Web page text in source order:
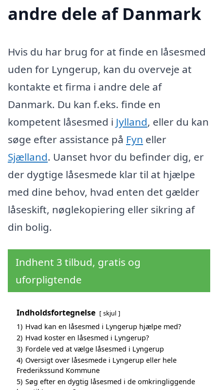
andre dele af Danmark
Hvis du har brug for at finde en låsesmed
uden for Lyngerup, kan du overveje at
kontakte et firma i andre dele af
Danmark. Du kan f.eks. finde en
kompetent låsesmed i Jylland, eller du kan
søge efter assistance på Fyn eller
Sjælland. Uanset hvor du befinder dig, er
der dygtige låsesmede klar til at hjælpe
med dine behov, hvad enten det gælder
låseskift, nøglekopiering eller sikring af
din bolig.
Indhent 3 tilbud, gratis og
uforpligtende
Indholdsfortegnelse skjul
1) Hvad kan en låsesmed i Lyngerup hjælpe med?
2) Hvad koster en låsesmed i Lyngerup?
3) Fordele ved at vælge låsesmed i Lyngerup
4) Oversigt over låsesmede i Lyngerup eller hele
Frederikssund Kommune
5) Søg efter en dygtig låsesmed i de omkringliggende